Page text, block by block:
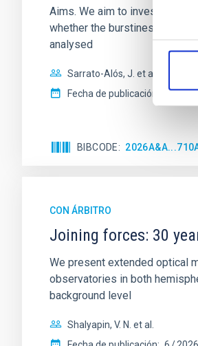
Aims. We aim to investigate
whether the burstiness and
analysed
Sarrato-Alós, J. et al.
Fecha de publicación:
6 2026
BIBCODE
CON ÁRBITRO
Joining forces: 30
We present extended optical
observatories in both
background level
Shalyapin, V. N. et al.